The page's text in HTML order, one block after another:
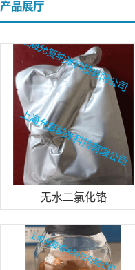
产品展厅
无水二氯化铬